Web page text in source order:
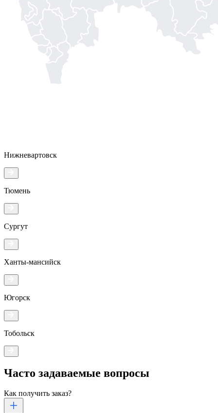
Нижневартовск
Тюмень
Сургут
Ханты-мансийск
Югорск
Тобольск
Часто задаваемые вопросы
Как получить заказ?